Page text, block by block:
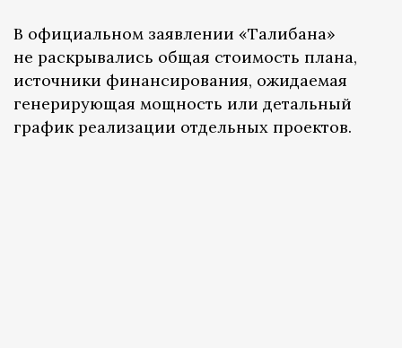
В официальном заявлении «Талибана»
не раскрывались общая стоимость плана,
источники финансирования, ожидаемая
генерирующая мощность или детальный
график реализации отдельных проектов.